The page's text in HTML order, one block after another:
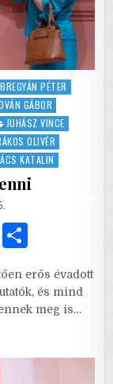
BREGYÁN PÉTER
GÁBOR
JUHÁSZ VINCE
OLIVÉR
KATALIN
W
s
p
ar
e
erős évadott
és mind
meg is…